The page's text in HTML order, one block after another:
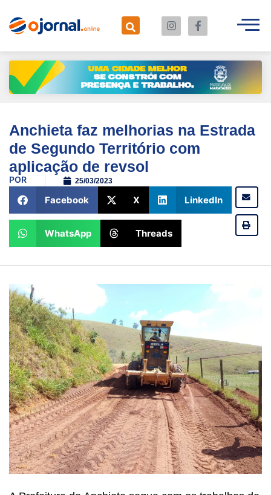
Anchieta faz melhorias na Estrada
de Segundo Território com
aplicação de revsol
POR 25/03/2023
Facebook X LinkedIn
WhatsApp Threads